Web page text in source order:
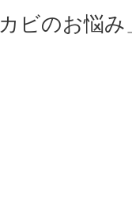
カビのお悩み